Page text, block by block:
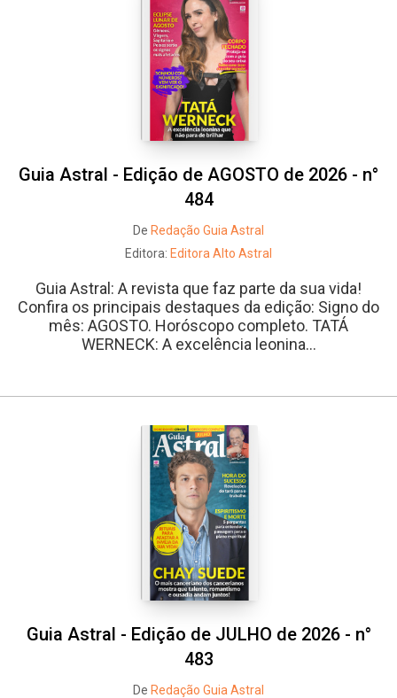
Guia Astral - Edição de AGOSTO de 2026 - n°
484
De Redação Guia Astral
Editora: Editora Alto Astral
Guia Astral: A revista que faz parte da sua vida!
Confira os principais destaques da edição: Signo do
mês: AGOSTO. Horóscopo completo. TATÁ
WERNECK: A excelência leonina...
Guia Astral - Edição de JULHO de 2026 - n°
483
De Redação Guia Astral